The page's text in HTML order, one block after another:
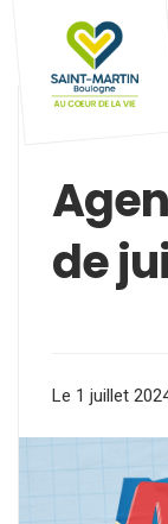
de
Le 1 juillet